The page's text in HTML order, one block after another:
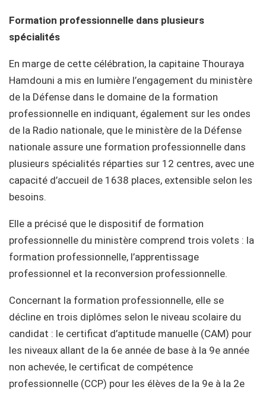
Formation professionnelle dans plusieurs
spécialités
En marge de cette célébration, la capitaine Thouraya
Hamdouni a mis en lumière l’engagement du ministère
de la Défense dans le domaine de la formation
professionnelle en indiquant, également sur les ondes
de la Radio nationale, que le ministère de la Défense
nationale assure une formation professionnelle dans
plusieurs spécialités réparties sur 12 centres, avec une
capacité d’accueil de 1638 places, extensible selon les
besoins.
Elle a précisé que le dispositif de formation
professionnelle du ministère comprend trois volets : la
formation professionnelle, l’apprentissage
professionnel et la reconversion professionnelle.
Concernant la formation professionnelle, elle se
décline en trois diplômes selon le niveau scolaire du
candidat : le certificat d’aptitude manuelle (CAM) pour
les niveaux allant de la 6e année de base à la 9e année
non achevée, le certificat de compétence
professionnelle (CCP) pour les élèves de la 9e à la 2e